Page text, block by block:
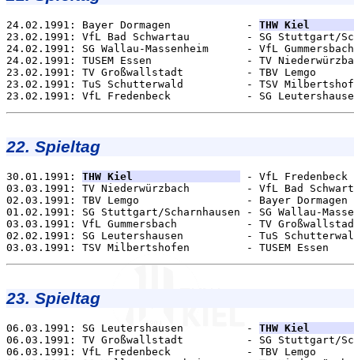
24.02.1991: Bayer Dormagen            - THW
23.02.1991: VfL Bad Schwartau         - SG
24.02.1991: SG Wallau-Massenheim      - VfL
24.02.1991: TUSEM Essen               - TV
23.02.1991: TV Großwallstadt          - TBV
23.02.1991: TuS Schutterwald          - TSV
22. Spieltag
30.01.1991: THW Kiel
- VfL
03.03.1991: TV Niederwürzbach         - VfL Bad
02.03.1991: TBV Lemgo                 - Bayer
01.02.1991: SG Stuttgart/Scharnhausen - SG
03.03.1991: VfL Gummersbach           - TV
02.02.1991: SG Leutershausen          - TuS
23. Spieltag
06.03.1991: SG Leutershausen          - THW
06.03.1991: TV Großwallstadt          - SG
06.03.1991: VfL Fredenbeck            - TBV